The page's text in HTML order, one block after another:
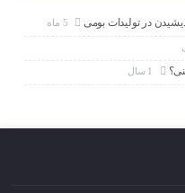
در تولیدات بومی